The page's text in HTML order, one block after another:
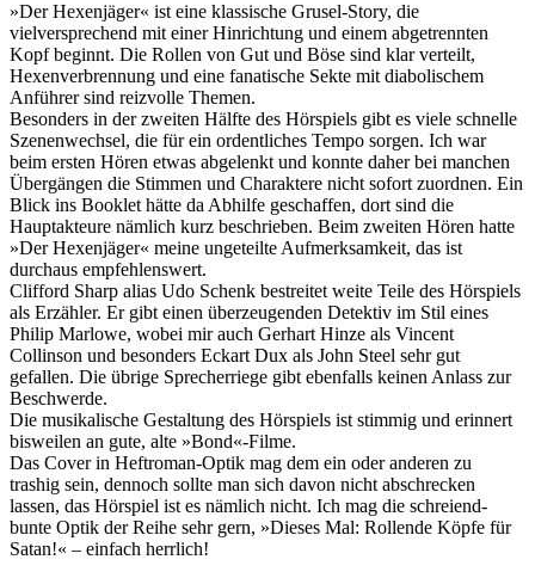
»Der Hexenjäger« ist eine klassische Grusel-Story, die
vielversprechend mit einer Hinrichtung und einem abgetrennten
Kopf beginnt. Die Rollen von Gut und Böse sind klar verteilt,
Hexenverbrennung und eine fanatische Sekte mit diabolischem
Anführer sind reizvolle Themen.
Besonders in der zweiten Hälfte des Hörspiels gibt es viele schnelle
Szenenwechsel, die für ein ordentliches Tempo sorgen. Ich war
beim ersten Hören etwas abgelenkt und konnte daher bei manchen
Übergängen die Stimmen und Charaktere nicht sofort zuordnen. Ein
Blick ins Booklet hätte da Abhilfe geschaffen, dort sind die
Hauptakteure nämlich kurz beschrieben. Beim zweiten Hören hatte
»Der Hexenjäger« meine ungeteilte Aufmerksamkeit, das ist
durchaus empfehlenswert.
Clifford Sharp alias Udo Schenk bestreitet weite Teile des Hörspiels
als Erzähler. Er gibt einen überzeugenden Detektiv im Stil eines
Philip Marlowe, wobei mir auch Gerhart Hinze als Vincent
Collinson und besonders Eckart Dux als John Steel sehr gut
gefallen. Die übrige Sprecherriege gibt ebenfalls keinen Anlass zur
Beschwerde.
Die musikalische Gestaltung des Hörspiels ist stimmig und erinnert
bisweilen an gute, alte »Bond«-Filme.
Das Cover in Heftroman-Optik mag dem ein oder anderen zu
trashig sein, dennoch sollte man sich davon nicht abschrecken
lassen, das Hörspiel ist es nämlich nicht. Ich mag die schreiend-
bunte Optik der Reihe sehr gern, »Dieses Mal: Rollende Köpfe für
Satan!« – einfach herrlich!